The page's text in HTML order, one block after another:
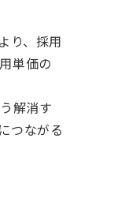
り、採用
単価の
解消す
つながる